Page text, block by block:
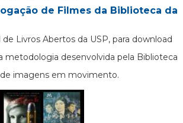
de Filmes da Biblioteca da
Livros Abertos da USP, para download
metodologia desenvolvida pela Biblioteca
imagens em movimento.